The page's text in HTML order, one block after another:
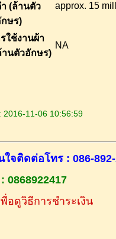
(ล้านตัว
ษร)
approx. 15
ใช้งานผ้า
นตัวอักษร)
NA
2016-11-06 10:56:59
ใจติดต่อโทร : 086-
0868922417
อดูวิธีการชำระเงิน